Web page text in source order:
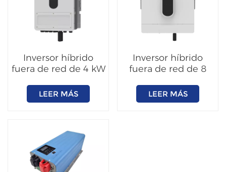
Inversor híbrido
fuera de red de 4 kW
clasificación IP66
LEER MÁS
Inversor híbrido
fuera de red de 8
LEER MÁS